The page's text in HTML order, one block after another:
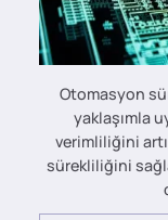
Otomasyon
yaklaşımla
verimliliğini
sürekliliğini